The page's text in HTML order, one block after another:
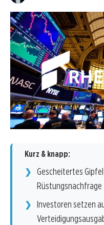
Kurz & knapp:
Gescheitertes
Rüstungsnachfrage
Investoren setzen